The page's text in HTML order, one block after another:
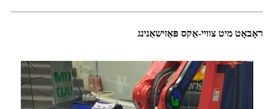
ראָבאָט מיט צוויי-אַקס פּאַזישאַנינג